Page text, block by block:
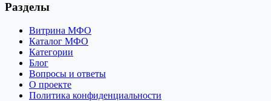
Разделы
Витрина МФО
Каталог МФО
Категории
Блог
Вопросы и ответы
О проекте
Политика конфиденциальности